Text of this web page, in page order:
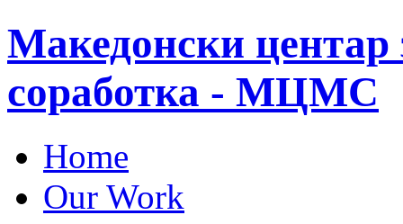
Македонски центар
соработка - МЦМС
Home
Our Work